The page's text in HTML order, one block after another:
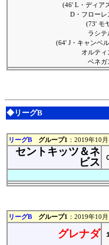
(46' L・ディア
D・フローレ
(73' モ
ラシテ
(64' J・キャンベ
オルティ
ベネガ
◆リーグB
リーグB グループ1 ：2019年10
セントキッツ＆ネ
ビス
リーグB グループ1 ：2019年10
グレナダ